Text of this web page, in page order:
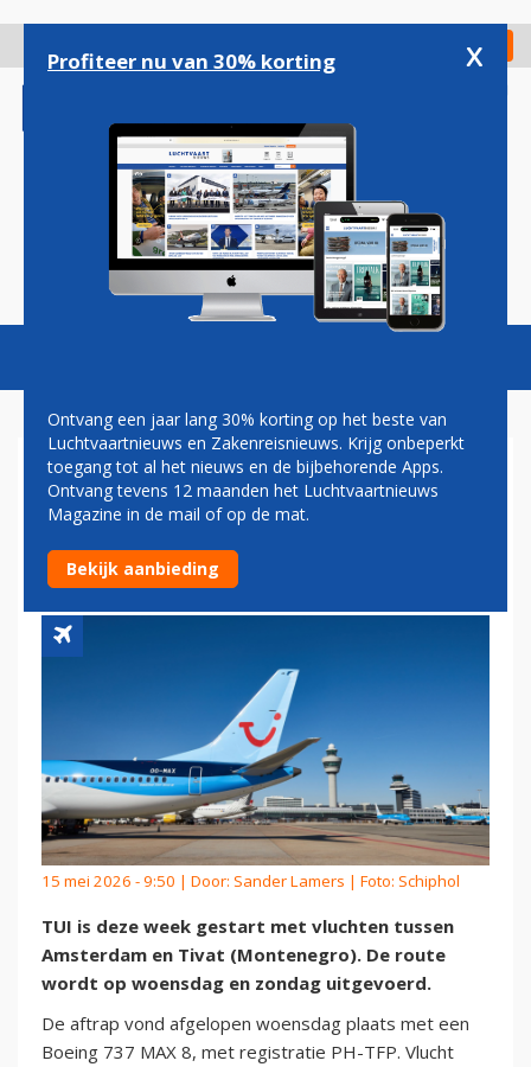
gaan
Check in
Magazine Podcasts Vacatures
NA BRINDISI OPENT TUI OOK
ROUTE VANAF SCHIPHOL
NAAR TIVAT
15 mei 2026 - 9:50 | Door: Sander Lamers | Foto: Schiphol
TUI is deze week gestart met vluchten tussen
Amsterdam en Tivat (Montenegro). De route
wordt op woensdag en zondag uitgevoerd.
De aftrap vond afgelopen woensdag plaats met een
Boeing 737 MAX 8, met registratie PH-TFP. Vlucht
Profiteer nu van 30% korting x
Ontvang een jaar lang 30% korting op het beste van
Luchtvaartnieuws en Zakenreisnieuws. Krijg onbeperkt
toegang tot al het nieuws en de bijbehorende Apps.
Ontvang tevens 12 maanden het Luchtvaartnieuws
Magazine in de mail of op de mat.
Bekijk aanbieding